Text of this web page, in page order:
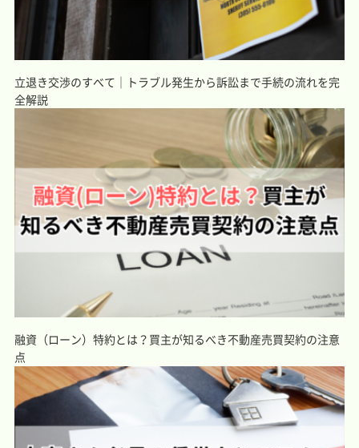
立退き交渉のすべて｜トラブル発生から訴訟まで手続の流れを完
全解説
融資（ローン）特約とは？買主が知るべき不動産売買契約の注意
点